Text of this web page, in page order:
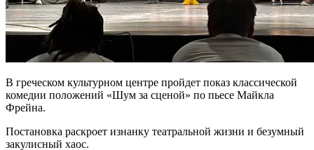
В греческом культурном центре пройдет показ классической
комедии положений «Шум за сценой» по пьесе Майкла
Фрейна.
Постановка раскроет изнанку театральной жизни и безумный
закулисный хаос.